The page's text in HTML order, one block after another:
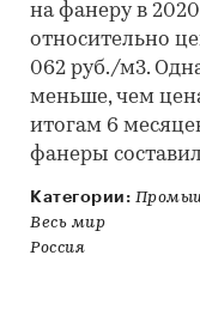
на фанеру в
относительно
062 руб./м3.
меньше, чем
итогам 6
фанеры
Категории:
Весь мир
Россия